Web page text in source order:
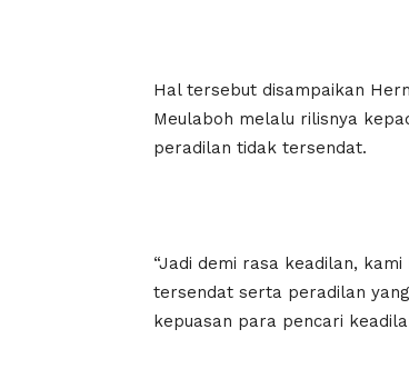
Hal tersebut disampaikan
Meulaboh melalu rilisnya
peradilan tidak tersendat.
“Jadi demi rasa keadilan,
tersendat serta peradilan
kepuasan para pencari